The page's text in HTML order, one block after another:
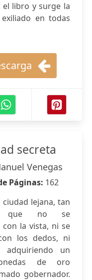
libro y surge la
en todas
secreta
Venegas
Páginas: 162
ciudad lejana, tan
que no se
con la vista, ni se
los dedos, ni
adquiriendo un
de oro
gobernador.